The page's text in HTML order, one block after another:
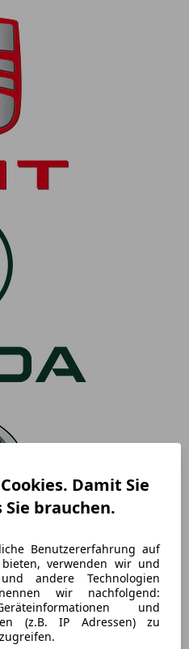
Damit Sie
brauchen.
Benutzererfahrung auf
verwenden wir und
andere Technologien
wir nachfolgend:
und
(z.B. IP Adressen) zu